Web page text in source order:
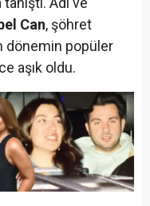
Can, şöhret
dönemin popüler
aşık oldu.